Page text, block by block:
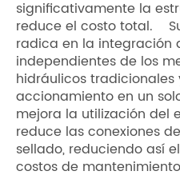
significativamente la
reduce el costo total.
radica en la integración
independientes de los
hidráulicos tradicionales
accionamiento en un
mejora la utilización del
reduce las conexiones
sellado, reduciendo así
costos de